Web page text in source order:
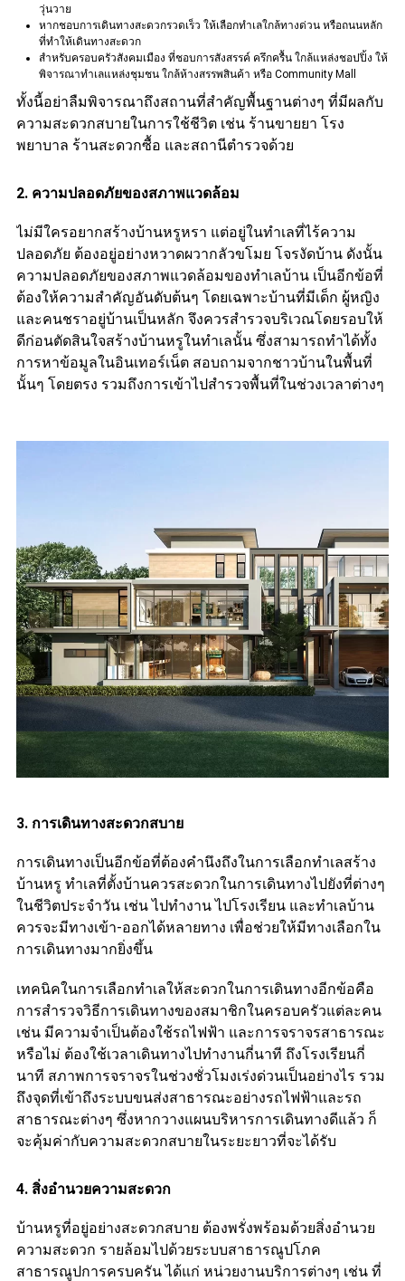
วุ่นวาย
หากชอบการเดินทางสะดวกรวดเร็ว ให้เลือกทำเลใกล้ทางด่วน หรือถนนหลัก
ที่ทำให้เดินทางสะดวก
สำหรับครอบครัวสังคมเมือง ที่ชอบการสังสรรค์ ครึกครื้น ใกล้แหล่งชอปปิ้ง ให้
พิจารณาทำเลแหล่งชุมชน ใกล้ห้างสรรพสินค้า หรือ Community Mall
ทั้งนี้อย่าลืมพิจารณาถึงสถานที่สำคัญพื้นฐานต่างๆ ที่มีผลกับ
ความสะดวกสบายในการใช้ชีวิต เช่น ร้านขายยา โรง
พยาบาล ร้านสะดวกซื้อ และสถานีตำรวจด้วย
2. ความปลอดภัยของสภาพแวดล้อม
ไม่มีใครอยากสร้างบ้านหรูหรา แต่อยู่ในทำเลที่ไร้ความ
ปลอดภัย ต้องอยู่อย่างหวาดผวากลัวขโมย โจรงัดบ้าน ดังนั้น
ความปลอดภัยของสภาพแวดล้อมของทำเลบ้าน เป็นอีกข้อที่
ต้องให้ความสำคัญอันดับต้นๆ โดยเฉพาะบ้านที่มีเด็ก ผู้หญิง
และคนชราอยู่บ้านเป็นหลัก จึงควรสำรวจบริเวณโดยรอบให้
ดีก่อนตัดสินใจสร้างบ้านหรูในทำเลนั้น ซึ่งสามารถทำได้ทั้ง
การหาข้อมูลในอินเทอร์เน็ต สอบถามจากชาวบ้านในพื้นที่
นั้นๆ โดยตรง รวมถึงการเข้าไปสำรวจพื้นที่ในช่วงเวลาต่างๆ
3. การเดินทางสะดวกสบาย
การเดินทางเป็นอีกข้อที่ต้องคำนึงถึงในการเลือกทำเลสร้าง
บ้านหรู ทำเลที่ตั้งบ้านควรสะดวกในการเดินทางไปยังที่ต่างๆ
ในชีวิตประจำวัน เช่น ไปทำงาน ไปโรงเรียน และทำเลบ้าน
ควรจะมีทางเข้า-ออกได้หลายทาง เพื่อช่วยให้มีทางเลือกใน
การเดินทางมากยิ่งขึ้น
เทคนิคในการเลือกทำเลให้สะดวกในการเดินทางอีกข้อคือ
การสำรวจวิธีการเดินทางของสมาชิกในครอบครัวแต่ละคน
เช่น มีความจำเป็นต้องใช้รถไฟฟ้า และการจราจรสาธารณะ
หรือไม่ ต้องใช้เวลาเดินทางไปทำงานกี่นาที ถึงโรงเรียนกี่
นาที สภาพการจราจรในช่วงชั่วโมงเร่งด่วนเป็นอย่างไร รวม
ถึงจุดที่เข้าถึงระบบขนส่งสาธารณะอย่างรถไฟฟ้าและรถ
สาธารณะต่างๆ ซึ่งหากวางแผนบริหารการเดินทางดีแล้ว ก็
จะคุ้มค่ากับความสะดวกสบายในระยะยาวที่จะได้รับ
4. สิ่งอำนวยความสะดวก
บ้านหรูที่อยู่อย่างสะดวกสบาย ต้องพรั่งพร้อมด้วยสิ่งอำนวย
ความสะดวก รายล้อมไปด้วยระบบสาธารณูปโภค
สาธารณูปการครบครัน ได้แก่ หน่วยงานบริการต่างๆ เช่น ที่